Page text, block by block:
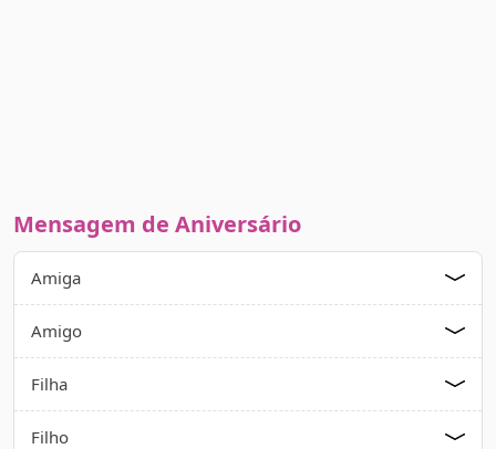
Mensagem de Aniversário
Amiga
Amigo
Filha
Filho